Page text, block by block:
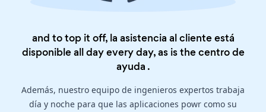
and to top it off, la asistencia al cliente está
disponible all day every day, as is thecentro de
ayuda .
Además, nuestro equipo de ingenieros expertos trabaja
día y noche para que las aplicaciones powr como su